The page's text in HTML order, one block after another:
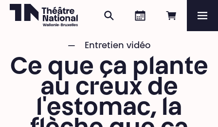
Réserver
Agenda
Rechercher
Magazine
Programme
Entretien vidéo
Ce que ça plante
au creux de
l'estomac, la